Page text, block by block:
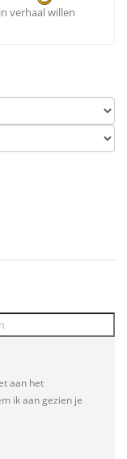
verhaal willen
aan het
ik aan gezien je